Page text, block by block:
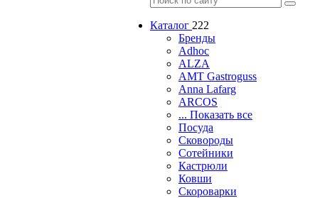
Каталог 222
Бренды
Adhoc
ALZA
AMT Gastroguss
Anna Lafarg
ARCOS
... Показать все
Посуда
Сковороды
Сотейники
Кастрюли
Ковши
Скороварки